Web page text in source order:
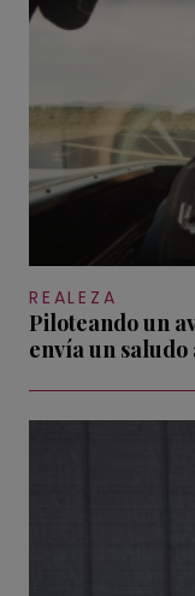
REALEZA
Piloteando un
envía un